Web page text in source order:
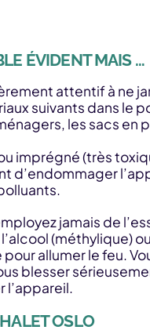
ÉVIDENT MAIS …
attentif à ne
suivants dans le
les sacs en
imprégné (très
d’endommager
jamais de
(méthylique)
allumer le feu.
blesser
l’appareil.
OSLO